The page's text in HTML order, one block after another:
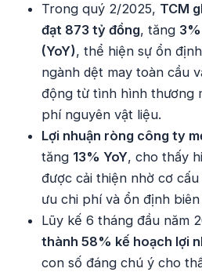
Trong quý 2/2025, TCM
đạt 873 tỷ đồng, tăng
(YoY), thể hiện sự ổn
ngành dệt may toàn cầu
động từ tình hình thương
phí nguyên vật liệu.
Lợi nhuận ròng công ty
tăng 13% YoY, cho thấy
được cải thiện nhờ cơ
ưu chi phí và ổn định
Lũy kế 6 tháng đầu năm
thành 58% kế hoạch lợi
con số đáng chú ý cho